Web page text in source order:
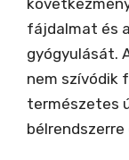
fájdalmat és
gyógyulását.
nem szívódik
természetes